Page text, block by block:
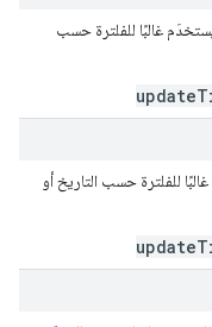
غالبًا للفلترة حسب
للفلترة حسب التاريخ أو